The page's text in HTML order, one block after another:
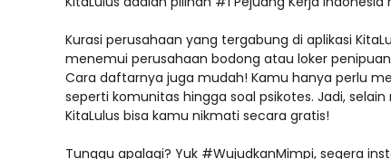
Kurasi perusahaan yang tergabung di aplikasi
menemui perusahaan bodong atau loker
Cara daftarnya juga mudah! Kamu hanya perlu
seperti komunitas hingga soal psikotes. Jadi,
KitaLulus bisa kamu nikmati secara gratis!
Tunggu apalagi? Yuk #WujudkanMimpi, segera